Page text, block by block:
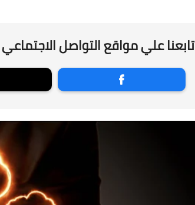
تابعنا علي مواقع التواصل الاجتماعي